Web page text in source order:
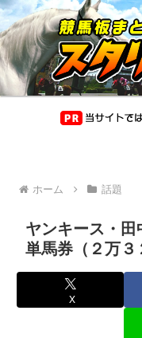
ホーム 話題
ヤンキース・
単馬券（２万
X